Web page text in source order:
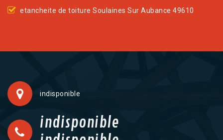
etancheite de toiture Soulaines Sur Aubance 49610
indisponible
indisponible